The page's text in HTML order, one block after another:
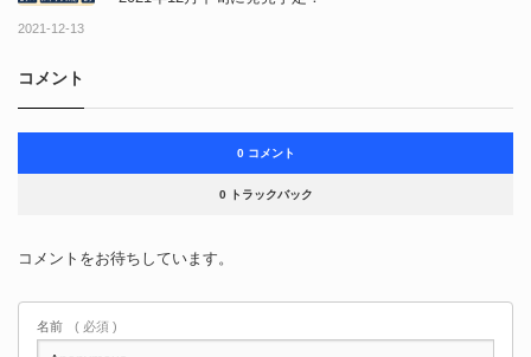
2021-12-13
コメント
0 コメント
0 トラックバック
コメントをお待ちしています。
名前 ( 必須 )